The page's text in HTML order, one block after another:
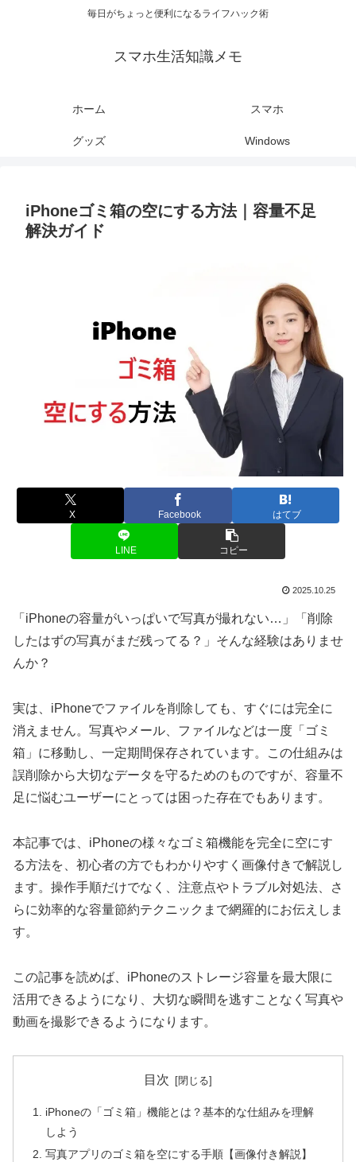
毎日がちょっと便利になるライフハック術
スマホ生活知識メモ
ホーム スマホ
グッズ Windows
iPhoneゴミ箱の空にする方法｜容量不足
解決ガイド
X Facebook はてブ
LINE コピー
2025.10.25
「iPhoneの容量がいっぱいで写真が撮れない…」「削除
したはずの写真がまだ残ってる？」そんな経験はありませ
んか？
実は、iPhoneでファイルを削除しても、すぐには完全に
消えません。写真やメール、ファイルなどは一度「ゴミ
箱」に移動し、一定期間保存されています。この仕組みは
誤削除から大切なデータを守るためのものですが、容量不
足に悩むユーザーにとっては困った存在でもあります。
本記事では、iPhoneの様々なゴミ箱機能を完全に空にす
る方法を、初心者の方でもわかりやすく画像付きで解説し
ます。操作手順だけでなく、注意点やトラブル対処法、さ
らに効率的な容量節約テクニックまで網羅的にお伝えしま
す。
この記事を読めば、iPhoneのストレージ容量を最大限に
活用できるようになり、大切な瞬間を逃すことなく写真や
動画を撮影できるようになります。
目次
iPhoneの「ゴミ箱」機能とは？基本的な仕組みを理解
しよう
写真アプリのゴミ箱を空にする手順【画像付き解説】